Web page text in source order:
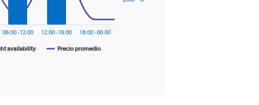
availability Precio promedio
06:00 - 12:00 12:00 - 18:00 18:00 - 00:00